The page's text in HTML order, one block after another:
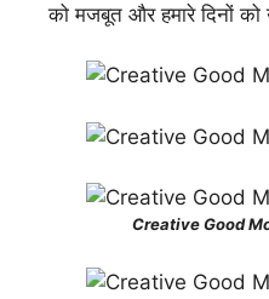
को मजबूत और हमारे दिनों
Creative Good